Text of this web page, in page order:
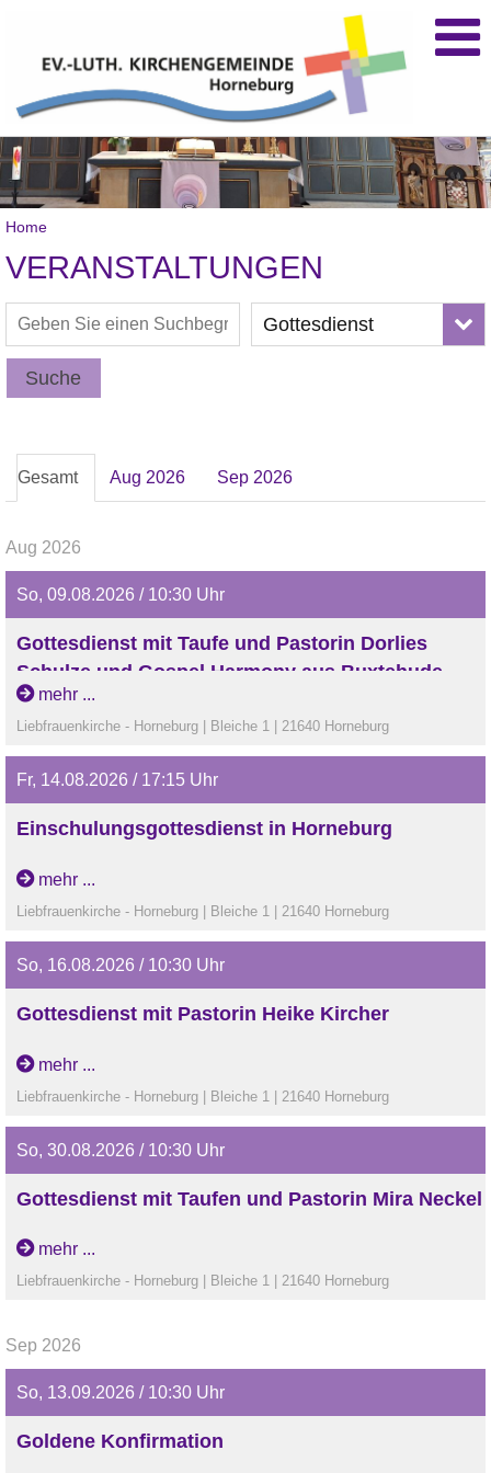
Home
VERANSTALTUNGEN
Gottesdienst
Suche
Gesamt Aug 2026 Sep 2026
Aug 2026
So, 09.08.2026 / 10:30 Uhr
Gottesdienst mit Taufe und Pastorin Dorlies
Schulze und Gospel Harmony aus Buxtehude
Sonntag, 9. August um 10:30 im Gottesdienst in unserer
Liebfrauenkirche zu Gast und gestalten den Gottesdienst
musikalisch mit.
Mehr über Gospel Harmony Buxtehude:
mehr ...
Liebfrauenkirche - Horneburg | Bleiche 1 | 21640 Horneburg
Fr, 14.08.2026 / 17:15 Uhr
Einschulungsgottesdienst in Horneburg
mehr ...
Liebfrauenkirche - Horneburg | Bleiche 1 | 21640 Horneburg
So, 16.08.2026 / 10:30 Uhr
Gottesdienst mit Pastorin Heike Kircher
mehr ...
Liebfrauenkirche - Horneburg | Bleiche 1 | 21640 Horneburg
So, 30.08.2026 / 10:30 Uhr
Gottesdienst mit Taufen und Pastorin Mira Neckel
mehr ...
Liebfrauenkirche - Horneburg | Bleiche 1 | 21640 Horneburg
Sep 2026
So, 13.09.2026 / 10:30 Uhr
Goldene Konfirmation